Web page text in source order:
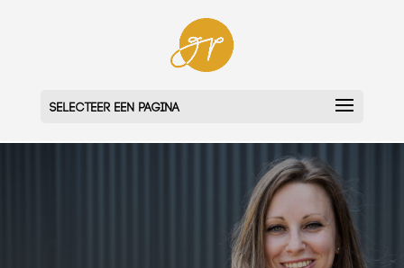
Selecteer een pagina